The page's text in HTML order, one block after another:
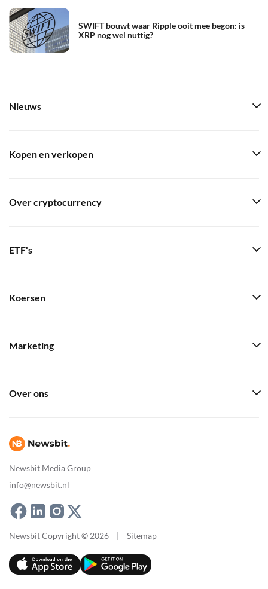
SWIFT bouwt waar Ripple ooit mee begon: is
XRP nog wel nuttig?
Newsbit Media Group
info@newsbit.nl
Nieuws
Kopen en verkopen
Over cryptocurrency
ETF's
Koersen
Marketing
Over ons
Newsbit Copyright © 2026 | Sitemap